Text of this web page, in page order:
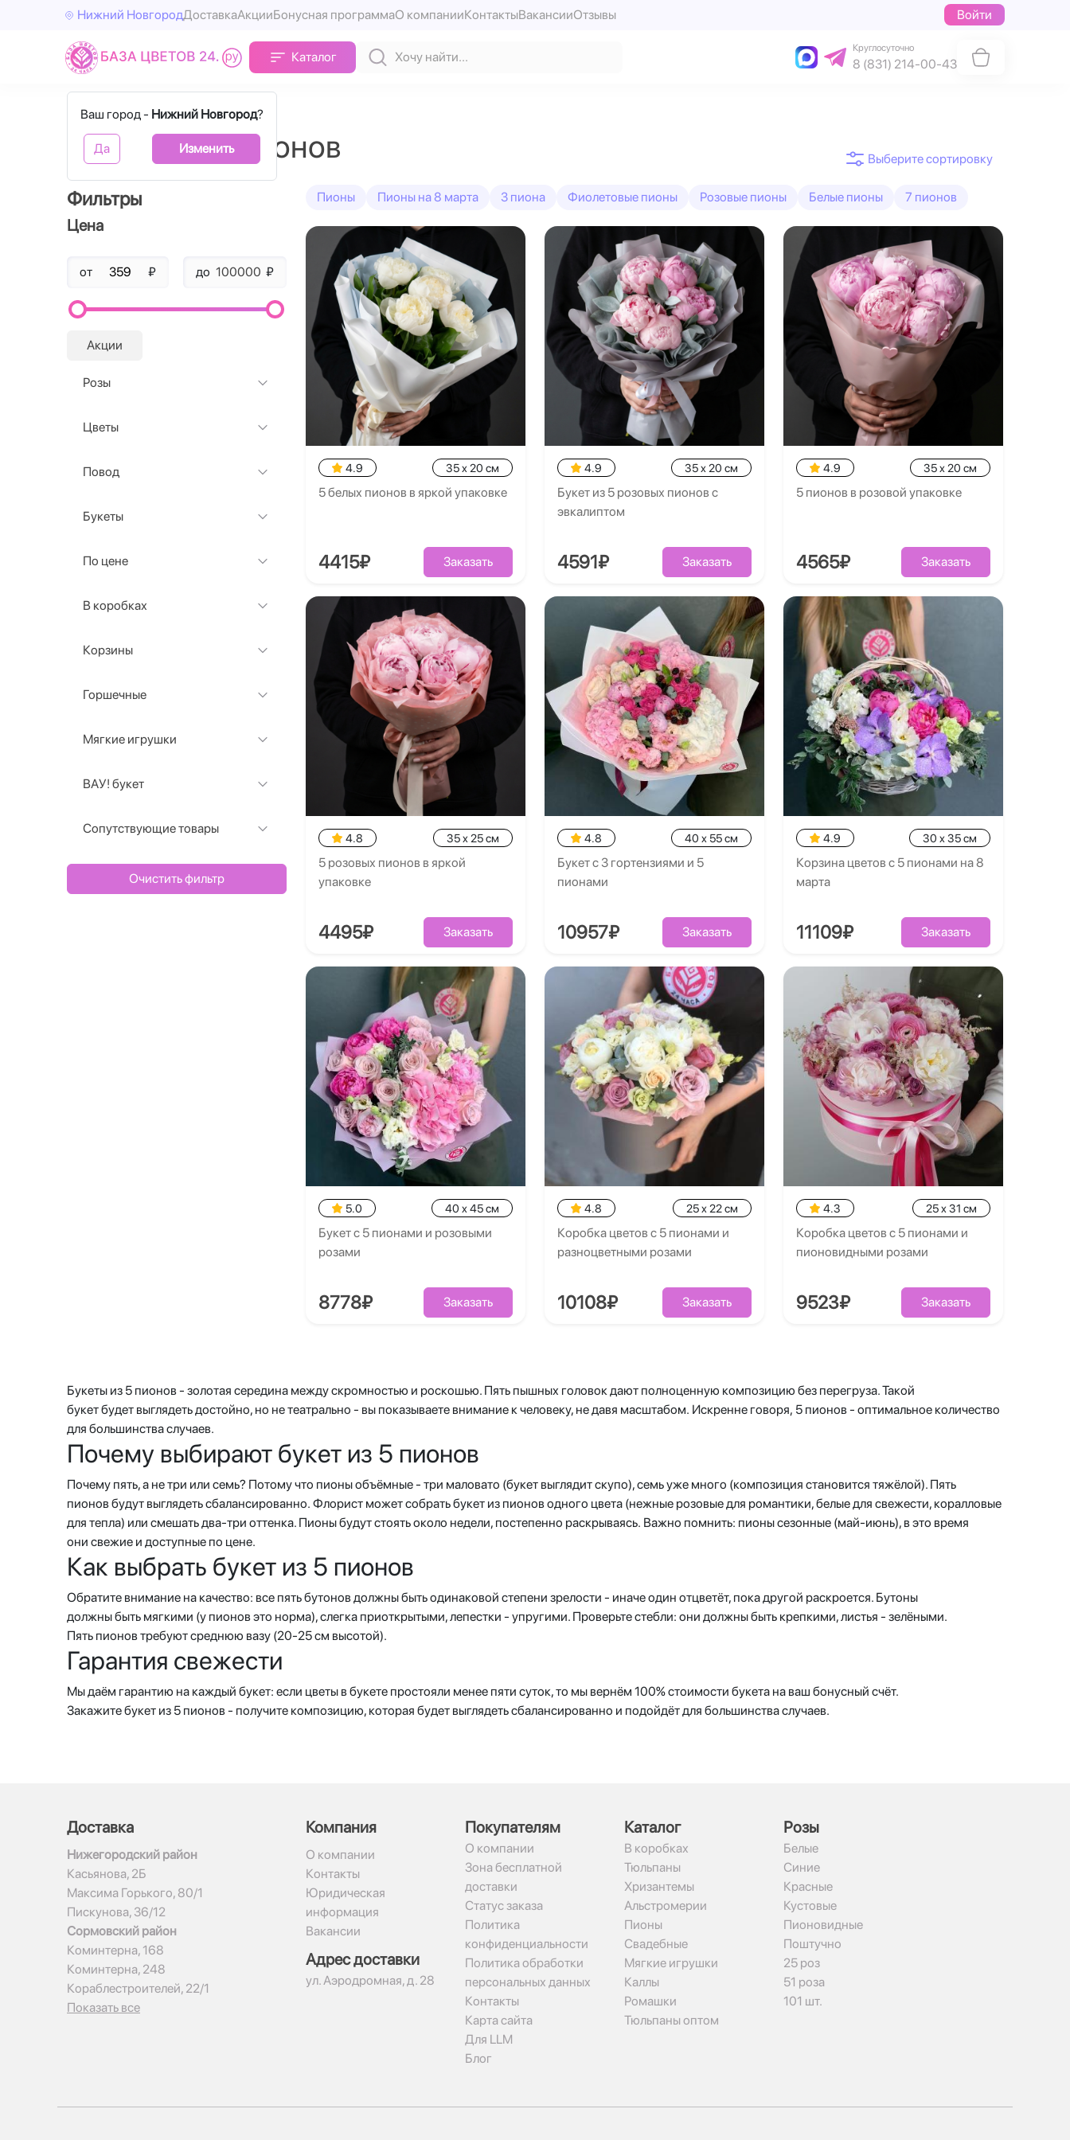
Нижний НовгородДоставкаАкцииБонусная программаО компанииКонтактыВакансииОтзывы Войти
Каталог
Круглосуточно
8 (831) 214-00-43
Ваш город - Нижний Новгород?
Да Изменить
Букеты из 5 пионов
Фильтры
Цена
от ₽ до ₽
Акции
Розы
Цветы
Повод
Букеты
По цене
В коробках
Корзины
Горшечные
Мягкие игрушки
ВАУ! букет
Сопутствующие товары
Очистить фильтр
Пионы Пионы на 8 марта 3 пиона Фиолетовые пионы Розовые пионы Белые пионы 7 пионов
4.9 35 x 20 см
5 белых пионов в яркой упаковке
4415₽ Заказать
4.9 35 x 20 см
Букет из 5 розовых пионов с
эвкалиптом
4591₽ Заказать
4.9 35 x 20 см
5 пионов в розовой упаковке
4565₽ Заказать
4.8 35 x 25 см
5 розовых пионов в яркой
упаковке
4495₽ Заказать
4.8 40 x 55 см
Букет с 3 гортензиями и 5
пионами
10957₽ Заказать
4.9 30 x 35 см
Корзина цветов с 5 пионами на 8
марта
11109₽ Заказать
5.0 40 x 45 см
Букет с 5 пионами и розовыми
розами
8778₽ Заказать
4.8 25 x 22 см
Коробка цветов с 5 пионами и
разноцветными розами
10108₽ Заказать
4.3 25 x 31 см
Коробка цветов с 5 пионами и
пионовидными розами
9523₽ Заказать
Букеты из 5 пионов - золотая середина между скромностью и роскошью. Пять пышных головок дают полноценную композицию без перегруза. Такой
букет будет выглядеть достойно, но не театрально - вы показываете внимание к человеку, не давя масштабом. Искренне говоря, 5 пионов - оптимальное количество
для большинства случаев.
Почему выбирают букет из 5 пионов
Почему пять, а не три или семь? Потому что пионы объёмные - три маловато (букет выглядит скупо), семь уже много (композиция становится тяжёлой). Пять
пионов будут выглядеть сбалансированно. Флорист может собрать букет из пионов одного цвета (нежные розовые для романтики, белые для свежести, коралловые
для тепла) или смешать два-три оттенка. Пионы будут стоять около недели, постепенно раскрываясь. Важно помнить: пионы сезонные (май-июнь), в это время
они свежие и доступные по цене.
Как выбрать букет из 5 пионов
Обратите внимание на качество: все пять бутонов должны быть одинаковой степени зрелости - иначе один отцветёт, пока другой раскроется. Бутоны
должны быть мягкими (у пионов это норма), слегка приоткрытыми, лепестки - упругими. Проверьте стебли: они должны быть крепкими, листья - зелёными.
Пять пионов требуют среднюю вазу (20-25 см высотой).
Гарантия свежести
Мы даём гарантию на каждый букет: если цветы в букете простояли менее пяти суток, то мы вернём 100% стоимости букета на ваш бонусный счёт.
Закажите букет из 5 пионов - получите композицию, которая будет выглядеть сбалансированно и подойдёт для большинства случаев.
Доставка
Нижегородский район
Касьянова, 2Б
Максима Горького, 80/1
Пискунова, 36/12
Сормовский район
Коминтерна, 168
Коминтерна, 248
Кораблестроителей, 22/1
Показать все
Компания
О компании
Контакты
Юридическая
информация
Вакансии
Адрес доставки
ул. Аэродромная, д. 28
Покупателям
О компании
Зона бесплатной
доставки
Статус заказа
Политика
конфиденциальности
Политика обработки
персональных данных
Контакты
Карта сайта
Для LLM
Блог
Каталог
В коробках
Тюльпаны
Хризантемы
Альстромерии
Пионы
Свадебные
Мягкие игрушки
Каллы
Ромашки
Тюльпаны оптом
Рoзы
Белые
Синие
Красные
Кустовые
Пионовидные
Поштучно
25 роз
51 роза
101 шт.